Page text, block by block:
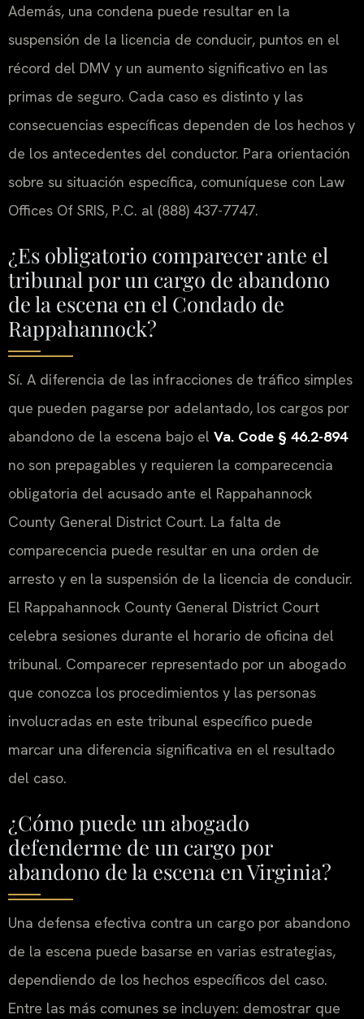
Además, una condena puede resultar en la
suspensión de la licencia de conducir, puntos en el
récord del DMV y un aumento significativo en las
primas de seguro. Cada caso es distinto y las
consecuencias específicas dependen de los hechos y
de los antecedentes del conductor. Para orientación
sobre su situación específica, comuníquese con Law
Offices Of SRIS, P.C. al (888) 437-7747.
¿Es obligatorio comparecer ante el
tribunal por un cargo de abandono
de la escena en el Condado de
Rappahannock?
Sí. A diferencia de las infracciones de tráfico simples
que pueden pagarse por adelantado, los cargos por
abandono de la escena bajo el Va. Code § 46.2-894
no son prepagables y requieren la comparecencia
obligatoria del acusado ante el Rappahannock
County General District Court. La falta de
comparecencia puede resultar en una orden de
arresto y en la suspensión de la licencia de conducir.
El Rappahannock County General District Court
celebra sesiones durante el horario de oficina del
tribunal. Comparecer representado por un abogado
que conozca los procedimientos y las personas
involucradas en este tribunal específico puede
marcar una diferencia significativa en el resultado
del caso.
¿Cómo puede un abogado
defenderme de un cargo por
abandono de la escena en Virginia?
Una defensa efectiva contra un cargo por abandono
de la escena puede basarse en varias estrategias,
dependiendo de los hechos específicos del caso.
Entre las más comunes se incluyen: demostrar que